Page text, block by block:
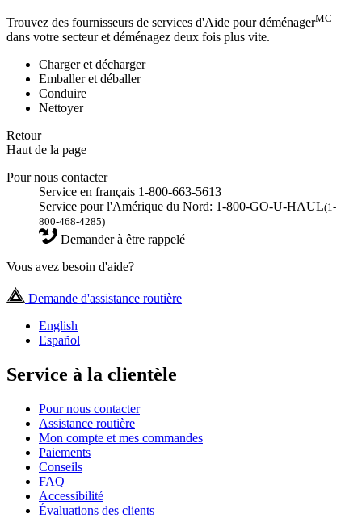
Trouvez des fournisseurs de services d'Aide pour déménagerMC
dans votre secteur et déménagez deux fois plus vite.
Charger et décharger
Emballer et déballer
Conduire
Nettoyer
Retour
Haut de la page
Pour nous contacter
Service en français 1-800-663-5613
Service pour l'Amérique du Nord: 1-800-GO-U-HAUL(1-
800-468-4285)
Demander à être rappelé
Vous avez besoin d'aide?
Demande d'assistance routière
English
Español
Service à la clientèle
Pour nous contacter
Assistance routière
Mon compte et mes commandes
Paiements
Conseils
FAQ
Accessibilité
Évaluations des clients